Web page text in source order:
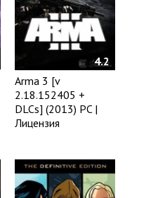
4.2
Arma 3 [v
2.18.152405 +
DLCs] (2013) PC |
Лицензия